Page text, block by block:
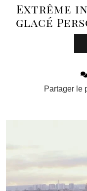
Extrême
glacé
Partager le